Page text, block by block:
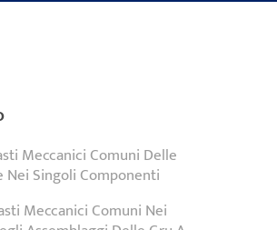
Meccanici Comuni Delle
Nei Singoli Componenti
Meccanici Comuni Nei